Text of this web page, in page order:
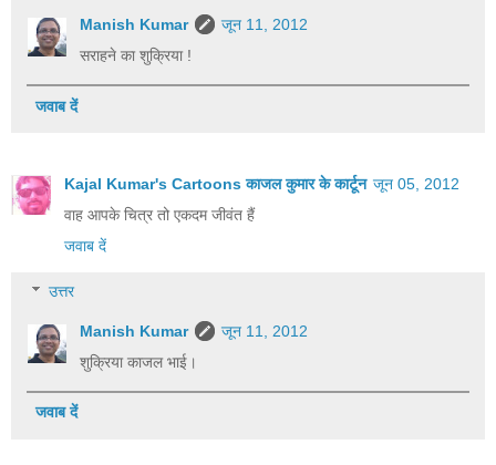
Manish Kumar
जून 11, 2012
सराहने का शुक्रिया !
जवाब दें
Kajal Kumar's Cartoons काजल कुमार के कार्टून जून 05, 2012
वाह आपके चि‍त्र तो एकदम जीवंत हैं
जवाब दें
उत्तर
Manish Kumar
जून 11, 2012
शुक्रिया काजल भाई।
जवाब दें